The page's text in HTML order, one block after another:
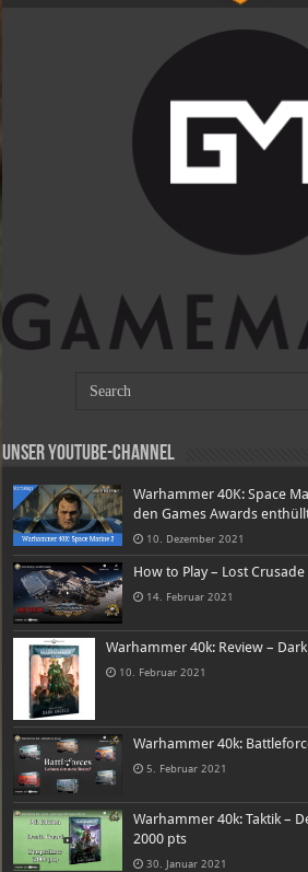
Unser Youtube-Channel
Warhammer 40K: Space
den Games Awards
10. Dezember 2021
How to Play – Lost Crusade
14. Februar 2021
Warhammer 40k: Review –
10. Februar 2021
Warhammer 40k:
5. Februar 2021
Warhammer 40k: Taktik –
2000 pts
30. Januar 2021